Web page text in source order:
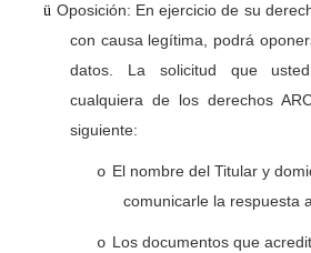
ü Oposición: En ejercicio de su
con causa legítima, podrá
datos. La solicitud que
cualquiera de los derechos
siguiente:
o El nombre del Titular y
comunicarle la respuesta
o Los documentos que